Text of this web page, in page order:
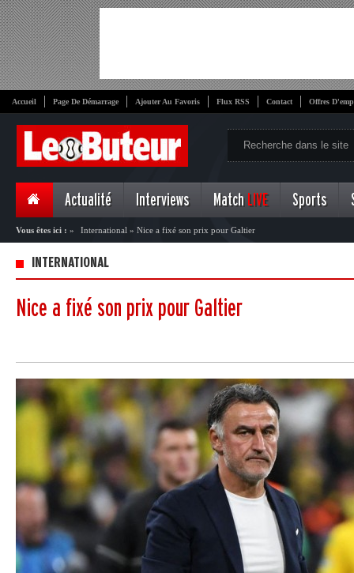
Accueil Page De Démarrage Ajouter Au Favoris Flux RSS Contact Offres
Actualité Interviews Match LIVE Sports
Vous êtes ici : » International » Nice a fixé son prix pour Galtier
INTERNATIONAL
Nice a fixé son prix pour Galtier